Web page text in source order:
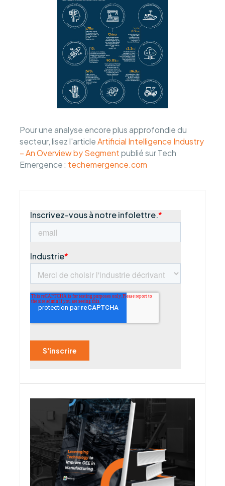
Pour une analyse encore plus approfondie du
secteur, lisez l'articleArtificial Intelligence Industry
– An Overview by Segment publié sur Tech
Emergence : techemergence.com